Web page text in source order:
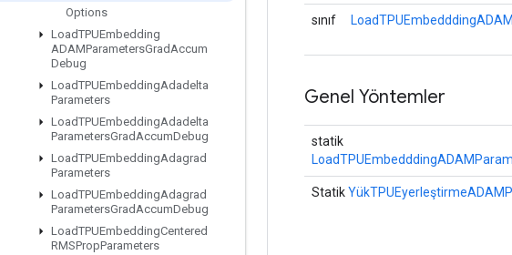
Options
LoadTPUEmbedding
ADAMParametersGradAccum
Debug
LoadTPUEmbeddingAdadelta
Parameters
LoadTPUEmbeddingAdadelta
ParametersGradAccumDebug
LoadTPUEmbeddingAdagrad
Parameters
LoadTPUEmbeddingAdagrad
ParametersGradAccumDebug
LoadTPUEmbeddingCentered
RMSPropParameters
sınıf
Genel Yöntemler
statik
Statik